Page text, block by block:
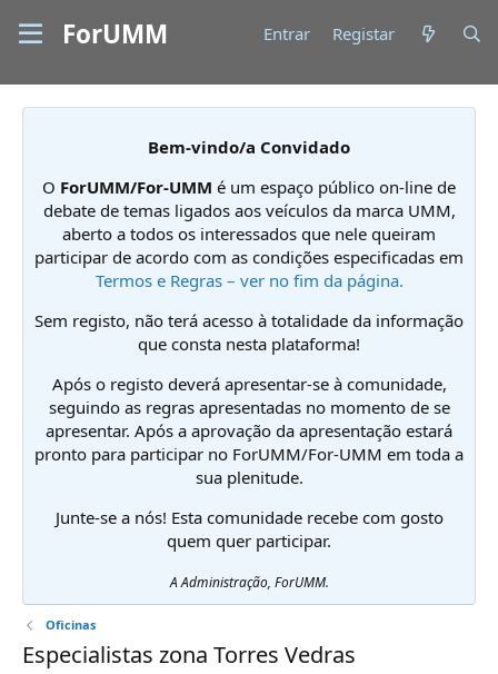
ForUMM Entrar Registar
Bem-vindo/a Convidado
O ForUMM/For-UMM é um espaço público on-line de
debate de temas ligados aos veículos da marca UMM,
aberto a todos os interessados que nele queiram
participar de acordo com as condições especificadas em
Termos e Regras – ver no fim da página.
Sem registo, não terá acesso à totalidade da informação
que consta nesta plataforma!
Após o registo deverá apresentar-se à comunidade,
seguindo as regras apresentadas no momento de se
apresentar. Após a aprovação da apresentação estará
pronto para participar no ForUMM/For-UMM em toda a
sua plenitude.
Junte-se a nós! Esta comunidade recebe com gosto
quem quer participar.
A Administração, ForUMM.
Oficinas
Especialistas zona Torres Vedras